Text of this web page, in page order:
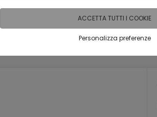
ACCETTA TUTTI I COOKIE
Personalizza preferenze
IDEE PERSONALIZZABILI RECENSIONI